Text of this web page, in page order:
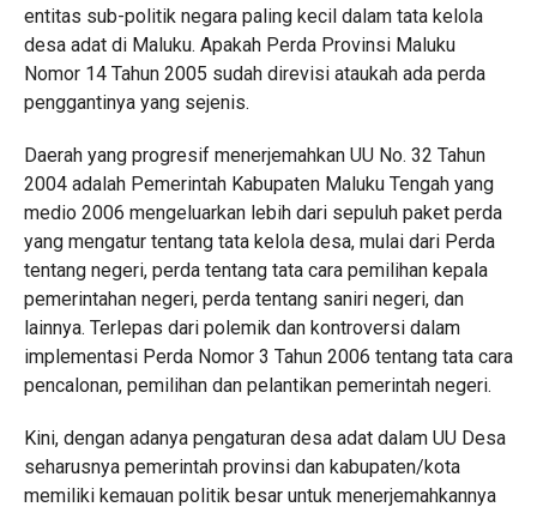
entitas sub-politik negara paling kecil dalam tata kelola
desa adat di Maluku. Apakah Perda Provinsi Maluku
Nomor 14 Tahun 2005 sudah direvisi ataukah ada perda
penggantinya yang sejenis.
Daerah yang progresif menerjemahkan UU No. 32 Tahun
2004 adalah Pemerintah Kabupaten Maluku Tengah yang
medio 2006 mengeluarkan lebih dari sepuluh paket perda
yang mengatur tentang tata kelola desa, mulai dari Perda
tentang negeri, perda tentang tata cara pemilihan kepala
pemerintahan negeri, perda tentang saniri negeri, dan
lainnya. Terlepas dari polemik dan kontroversi dalam
implementasi Perda Nomor 3 Tahun 2006 tentang tata cara
pencalonan, pemilihan dan pelantikan pemerintah negeri.
Kini, dengan adanya pengaturan desa adat dalam UU Desa
seharusnya pemerintah provinsi dan kabupaten/kota
memiliki kemauan politik besar untuk menerjemahkannya